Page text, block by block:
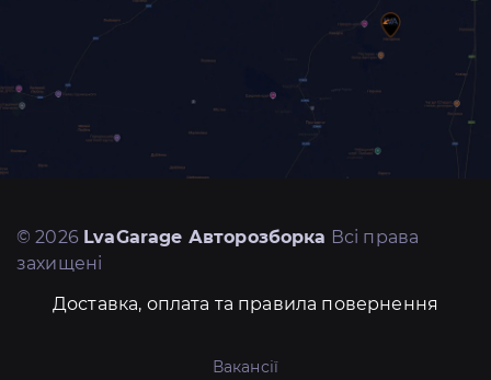
© 2026 LvaGarage Авторозборка Всі права
захищені
Доставка, оплата та правила повернення
Вакансії